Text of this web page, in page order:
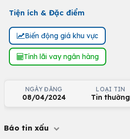
Tiện ích & Đặc điểm
Biến động giá khu vực
Tính lãi vay ngân hàng
NGÀY ĐĂNG
08/04/2024
LOẠI TIN
Tin thường
Báo tin xấu